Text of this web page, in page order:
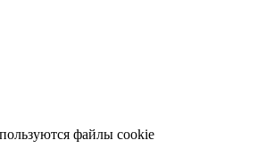
файлы cookie